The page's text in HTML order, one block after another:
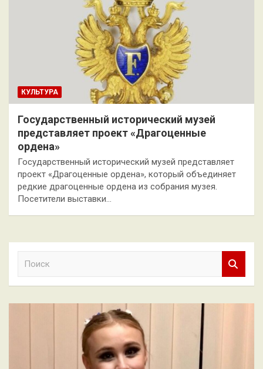
КУЛЬТУРА
Государственный исторический музей
представляет проект «Драгоценные
ордена»
Государственный исторический музей представляет
проект «Драгоценные ордена», который объединяет
редкие драгоценные ордена из собрания музея.
Посетители выставки…
к